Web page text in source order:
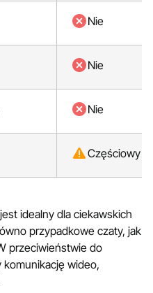
Nie
Nie
Nie
Częściowy
idealny dla ciekawskich
przypadkowe czaty, jak
przeciwieństwie do
komunikację wideo,